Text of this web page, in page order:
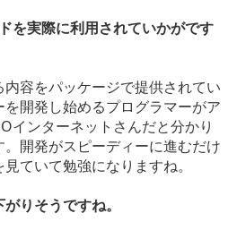
実際に利用されていかがです
容をパッケージで提供されてい
開発し始めるプログラマーがア
インターネットさんだと分かり
開発がスピーディーに進むだけ
ていて勉強になりますね。
りそうですね。